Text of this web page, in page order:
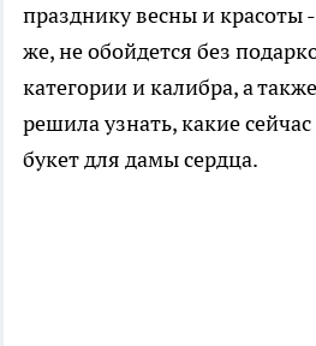
празднику весны и красоты
же, не обойдется без
категории и калибра, а
решила узнать, какие
букет для дамы сердца.